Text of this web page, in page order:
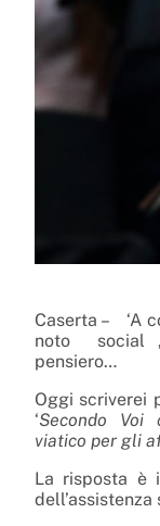
Caserta – ‘A
noto social
pensiero…
Oggi scriverei
‘Secondo
viatico per gli
La risposta è